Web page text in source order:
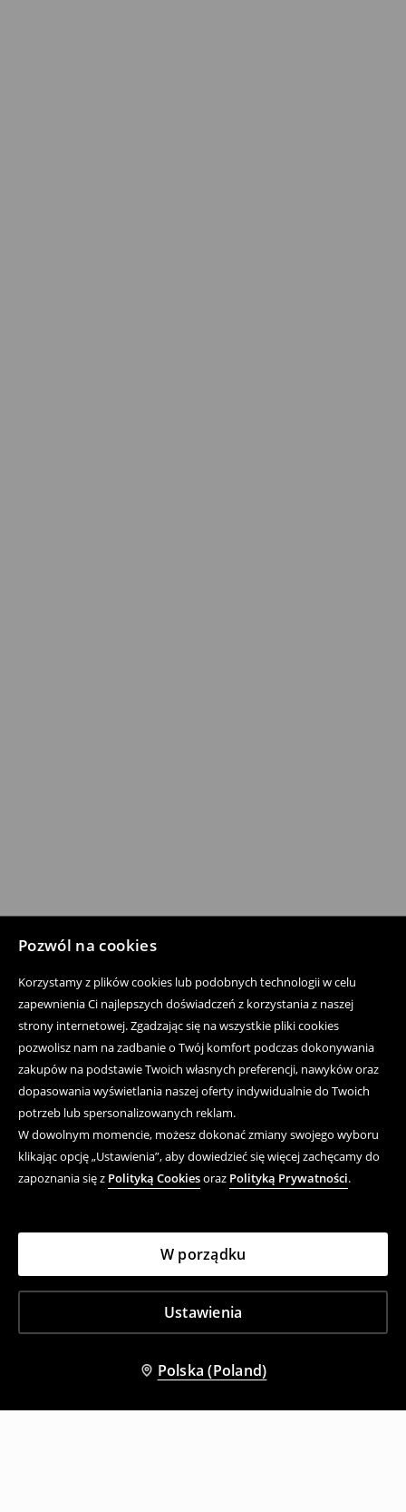
Pozwól na cookies
Korzystamy z plików cookies lub podobnych technologii w celu
zapewnienia Ci najlepszych doświadczeń z korzystania z naszej
strony internetowej. Zgadzając się na wszystkie pliki cookies
pozwolisz nam na zadbanie o Twój komfort podczas dokonywania
zakupów na podstawie Twoich własnych preferencji, nawyków oraz
dopasowania wyświetlania naszej oferty indywidualnie do Twoich
potrzeb lub spersonalizowanych reklam.
W dowolnym momencie, możesz dokonać zmiany swojego wyboru
klikając opcję „Ustawienia”, aby dowiedzieć się więcej zachęcamy do
zapoznania się z Polityką Cookiesoraz Polityką Prywatności.
Ustawienia
W porządku
Polska (Poland)